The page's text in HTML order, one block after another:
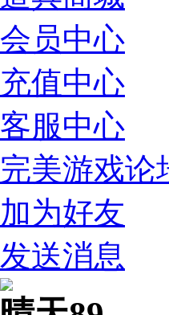
会员中心
充值中心
客服中心
完美游戏论
加为好友
发送消息